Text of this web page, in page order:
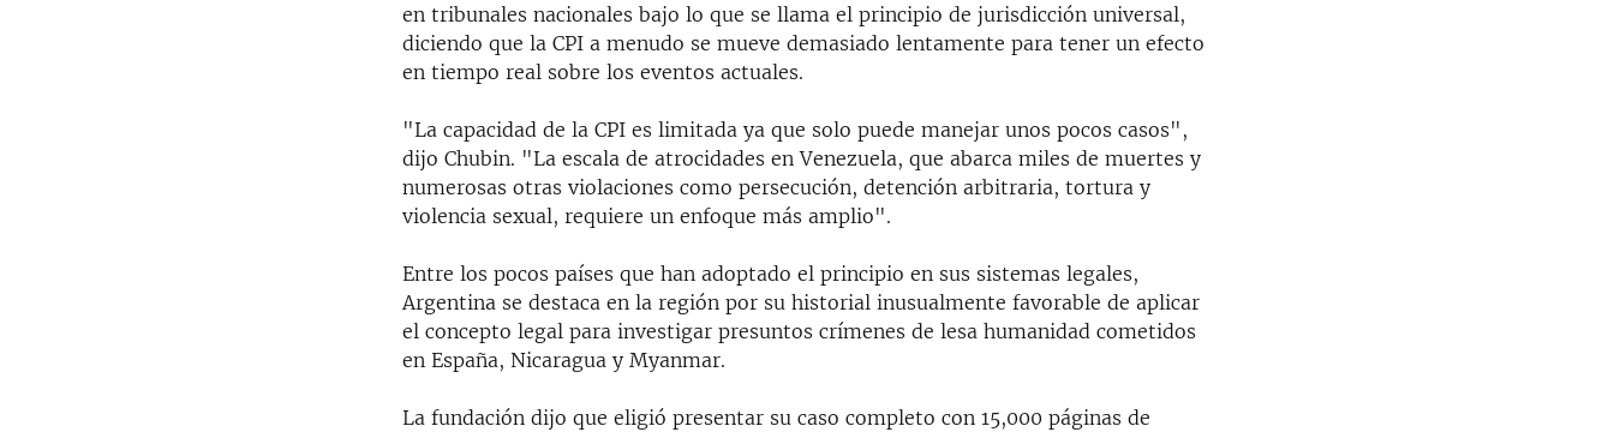
en tribunales nacionales bajo lo que se llama el principio de jurisdicción universal,
diciendo que la CPI a menudo se mueve demasiado lentamente para tener un efecto
en tiempo real sobre los eventos actuales.
"La capacidad de la CPI es limitada ya que solo puede manejar unos pocos casos",
dijo Chubin. "La escala de atrocidades en Venezuela, que abarca miles de muertes y
numerosas otras violaciones como persecución, detención arbitraria, tortura y
violencia sexual, requiere un enfoque más amplio".
Entre los pocos países que han adoptado el principio en sus sistemas legales,
Argentina se destaca en la región por su historial inusualmente favorable de aplicar
el concepto legal para investigar presuntos crímenes de lesa humanidad cometidos
en España, Nicaragua y Myanmar.
La fundación dijo que eligió presentar su caso completo con 15,000 páginas de